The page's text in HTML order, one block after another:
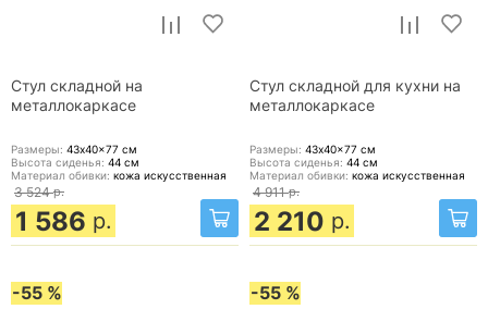
Стул складной на
металлокаркасе
Размеры: 43x40x77 см
Высота сиденья: 44 см
Материал обивки: кожа искусственная
3 524 р.
1 586 р.
Стул складной для кухни на
металлокаркасе
Размеры: 43x40x77 см
Высота сиденья: 44 см
Материал обивки: кожа искусственная
4 911 р.
2 210 р.
-55 % -55 %